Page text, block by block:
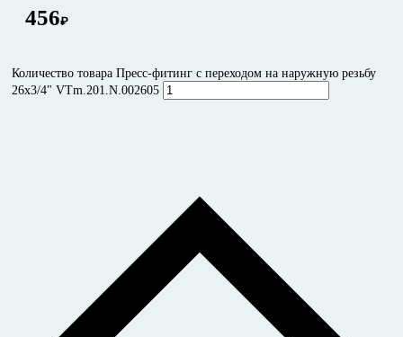
456₽
Количество товара Пресс-фитинг с переходом на наружную резьбу
26x3/4" VTm.201.N.002605